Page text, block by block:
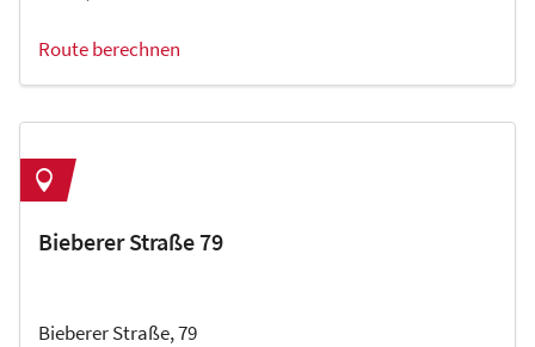
Route berechnen
Bieberer Straße 79
Bieberer Straße, 79